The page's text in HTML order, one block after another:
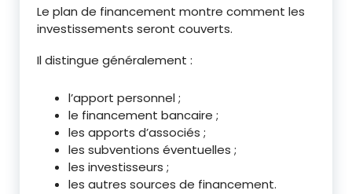
Le plan de financement montre comment les
investissements seront couverts.
Il distingue généralement :
l’apport personnel ;
le financement bancaire ;
les apports d’associés ;
les subventions éventuelles ;
les investisseurs ;
les autres sources de financement.